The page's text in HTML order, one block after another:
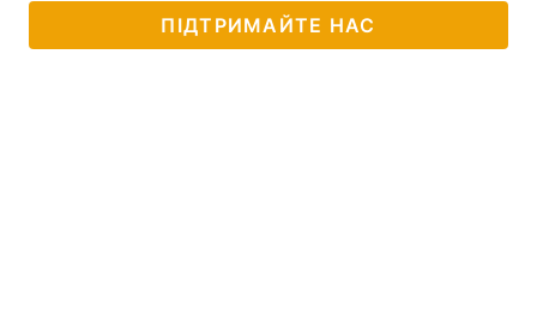
ПІДТРИМАЙТЕ НАС